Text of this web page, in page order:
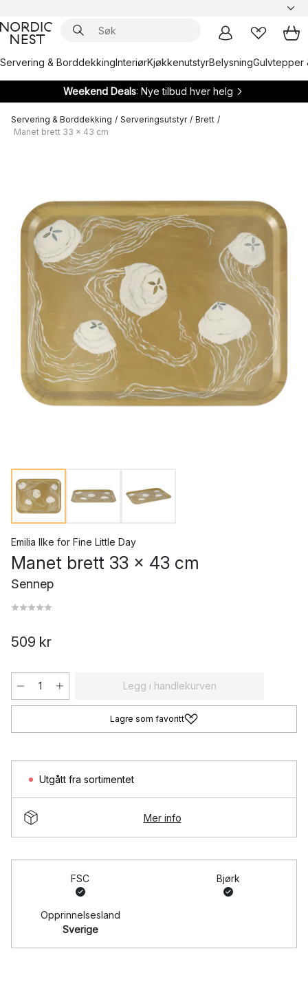
Servering & BorddekkingInteriørKjøkkenutstyrBelysningGulvtepper
Weekend Deals: Nye tilbud hver helg
Servering & Borddekking / Serveringsutstyr / Brett /
Manet brett 33 x 43 cm
Emilia Ilke for Fine Little Day
Manet brett 33 x 43 cm
Sennep
509 kr
Legg i handlekurven
Lagre som favoritt
Utgått fra sortimentet
Mer info
FSC Bjørk
Opprinnelsesland
Sverige